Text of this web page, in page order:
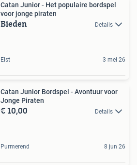
Catan Junior - Het populaire bordspel
voor jonge piraten
Bieden Details
Elst 3 mei 26
Catan Junior Bordspel - Avontuur voor
Jonge Piraten
€ 10,00 Details
Purmerend 8 jun 26